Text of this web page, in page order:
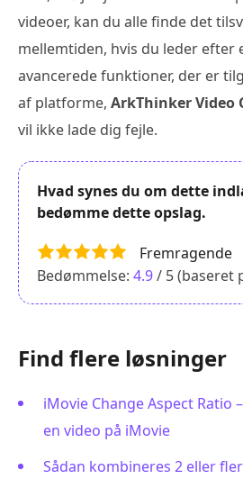
videoer, kan du alle finde det
mellemtiden, hvis du leder efter
avancerede funktioner, der er
af platforme, ArkThinker Video
vil ikke lade dig fejle.
Hvad synes du om dette
bedømme dette opslag.
Fremragende
Bedømmelse: 4.9/ 5 (baseret
Find flere løsninger
iMovie Change Aspect Ratio
en video på iMovie
Sådan kombineres 2 eller